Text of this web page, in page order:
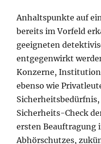
Anhaltspunkte auf
bereits im Vorfeld
geeigneten
entgegenwirkt
Konzerne,
ebenso wie
Sicherheitsbedürfnis,
Sicherheits-Check
ersten Beauftragung
Abhörschutzes,